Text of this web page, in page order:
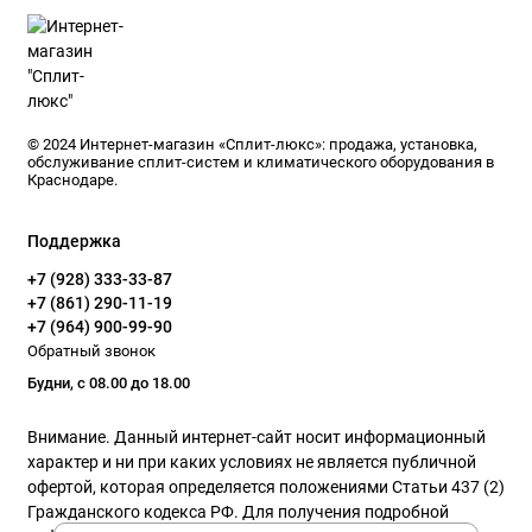
г.Краснодар
Бесплатная доставка по городу и возможна
кондиционеров Haier под ключ с гарантией на
работу.
© 2024 Интернет-магазин «Сплит-люкс»: продажа, установка,
обслуживание сплит-систем и климатического оборудования в
Краснодаре.
Поддержка
+7 (928) 333-33-87
+7 (861) 290-11-19
+7 (964) 900-99-90
Обратный звонок
Будни, с 08.00 до 18.00
Внимание. Данный интернет-сайт носит информационный
характер и ни при каких условиях не является публичной
офертой, которая определяется положениями Статьи 437 (2)
Гражданского кодекса РФ. Для получения подробной